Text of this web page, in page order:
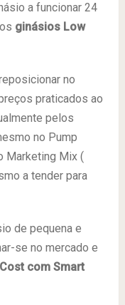
a funcionar 24
ginásios Low
no
praticados ao
pelos
no Pump
Marketing Mix (
a tender para
de pequena e
se no mercado e
com Smart